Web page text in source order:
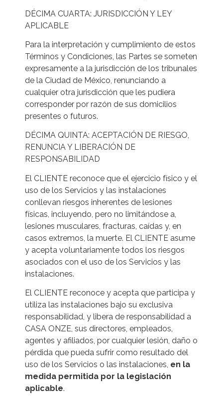
DÉCIMA CUARTA: JURISDICCIÓN Y LEY
APLICABLE
Para la interpretación y cumplimiento de estos
Términos y Condiciones, las Partes se someten
expresamente a la jurisdicción de los tribunales
de la Ciudad de México, renunciando a
cualquier otra jurisdicción que les pudiera
corresponder por razón de sus domicilios
presentes o futuros.
DÉCIMA QUINTA: ACEPTACIÓN DE RIESGO,
RENUNCIA Y LIBERACIÓN DE
RESPONSABILIDAD
El CLIENTE reconoce que el ejercicio físico y el
uso de los Servicios y las instalaciones
conllevan riesgos inherentes de lesiones
físicas, incluyendo, pero no limitándose a,
lesiones musculares, fracturas, caídas y, en
casos extremos, la muerte. El CLIENTE asume
y acepta voluntariamente todos los riesgos
asociados con el uso de los Servicios y las
instalaciones.
El CLIENTE reconoce y acepta que participa y
utiliza las instalaciones bajo su exclusiva
responsabilidad, y libera de responsabilidad a
CASA ONZE, sus directores, empleados,
agentes y afiliados, por cualquier lesión, daño o
pérdida que pueda sufrir como resultado del
uso de los Servicios o las instalaciones, en la
medida permitida por la legislación
aplicable.